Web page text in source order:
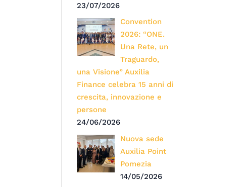
23/07/2026
Convention
2026: “ONE.
Una Rete, un
Traguardo,
una Visione” Auxilia
Finance celebra 15 anni di
crescita, innovazione e
persone
24/06/2026
Nuova sede
Auxilia Point
Pomezia
14/05/2026